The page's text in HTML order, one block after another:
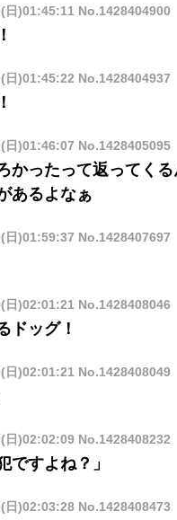
日)01:45:11No.1428404900
日)01:45:22 No.1428404937
日)01:46:07 No.1428405095
かったって返ってくる
あるよなぁ
日)01:59:37 No.1428407697
日)02:01:21No.1428408046
ドッグ！
日)02:01:21No.1428408049
日)02:02:09No.1428408232
ですよね？」
日)02:03:28No.1428408473